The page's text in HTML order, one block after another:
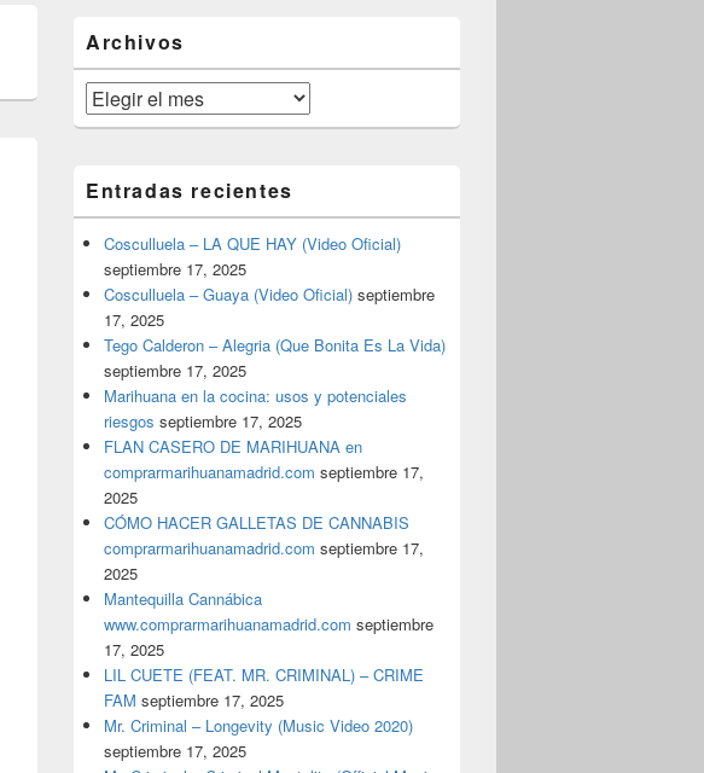
lateral
primaria
Archivos
Archivos
Entradas recientes
Cosculluela – LA QUE HAY (Video Oficial)
septiembre 17, 2025
Cosculluela – Guaya (Video Oficial) septiembre
17, 2025
Tego Calderon – Alegria (Que Bonita Es La Vida)
septiembre 17, 2025
Marihuana en la cocina: usos y potenciales
riesgos septiembre 17, 2025
FLAN CASERO DE MARIHUANA en
comprarmarihuanamadrid.com septiembre 17,
2025
CÓMO HACER GALLETAS DE CANNABIS
comprarmarihuanamadrid.com septiembre 17,
2025
Mantequilla Cannábica
www.comprarmarihuanamadrid.com septiembre
17, 2025
LIL CUETE (FEAT. MR. CRIMINAL) – CRIME
FAM septiembre 17, 2025
Mr. Criminal – Longevity (Music Video 2020)
septiembre 17, 2025